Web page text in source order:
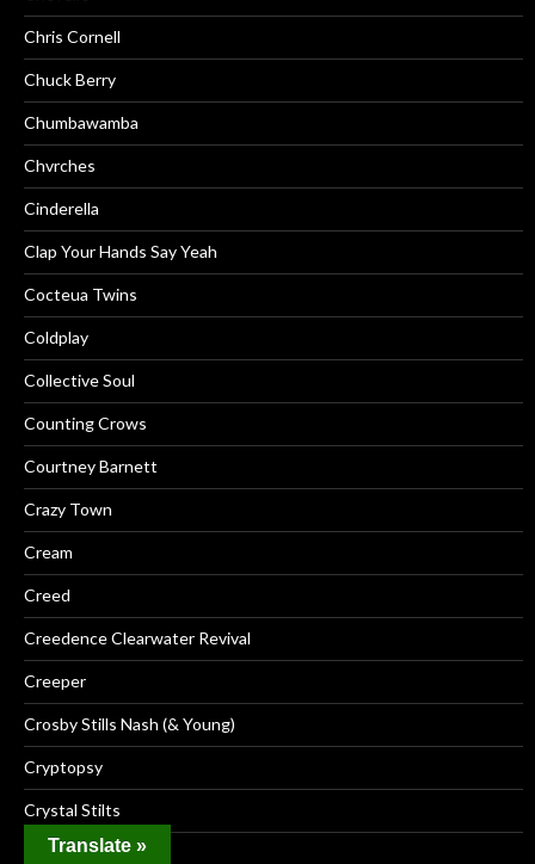
Chris Cornell
Chuck Berry
Chumbawamba
Chvrches
Cinderella
Clap Your Hands Say Yeah
Cocteua Twins
Coldplay
Collective Soul
Counting Crows
Courtney Barnett
Crazy Town
Cream
Creed
Creedence Clearwater Revival
Creeper
Crosby Stills Nash (& Young)
Cryptopsy
Crystal Stilts
CSSTranslate »